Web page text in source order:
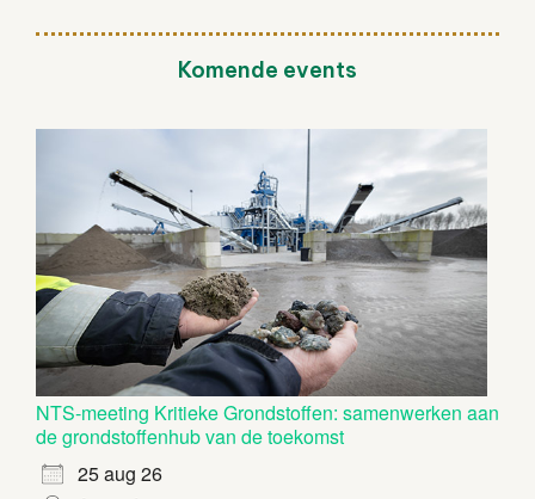
Komende events
NTS-meeting Kritieke Grondstoffen: samenwerken aan
de grondstoffenhub van de toekomst
25 aug 26